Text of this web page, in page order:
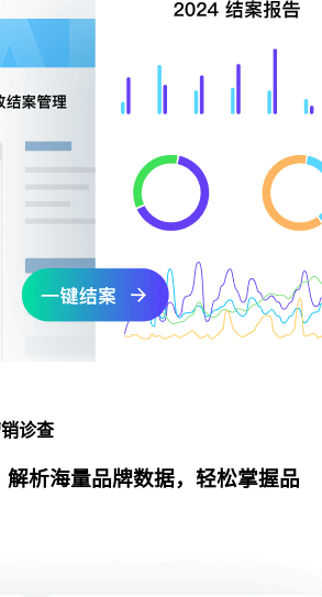
诊查
析海量品牌数据，轻松掌握品